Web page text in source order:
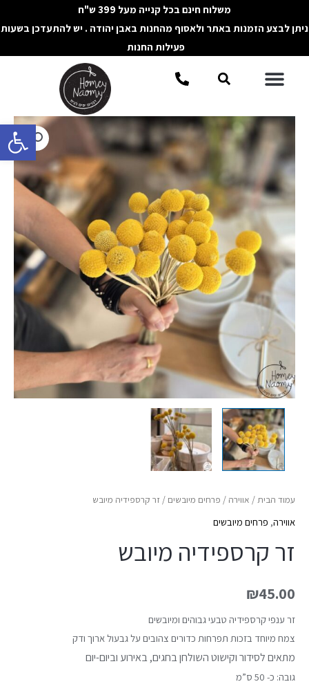
פתח
לתוכן
משלוח חינם בכל קנייה מעל 399 ש"ח
ניתן לבצע הזמנות באתר ולאסוף מהחנות באבן יהודה . יש להתעדכן בשעות
פעילות החנות
תפריטחיפוש
עמוד הבית/ אווירה / פרחים מיובשים / זר קרספידיה מיובש
אווירה, פרחים מיובשים
זר קרספידיה מיובש
₪45.00
זר ענפי קרספידיה טבעי גבוהים ומיובשים
צמח מיוחד בזכות תפרחות כדורים צהובים על גבעול ארוך ודק
מתאים לסידור וקישוט השולחן בחגים, באירוע וביום-יום
גובה: כ- 50 ס”מ
כמות
זר
קרספידיה
מיובש